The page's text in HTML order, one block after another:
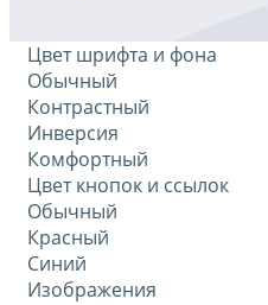
Цвет шрифта и фона
Обычный
Контрастный
Инверсия
Комфортный
Цвет кнопок и ссылок
Обычный
Красный
Синий
Изображения